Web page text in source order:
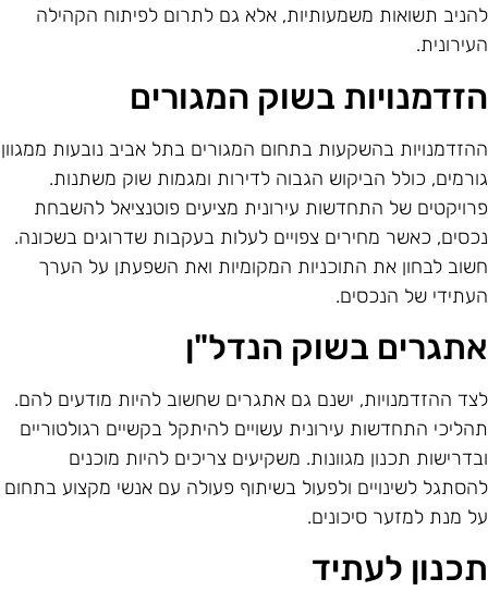
תשואות משמעותיות, אלא גם לתרום לפיתוח הקהילה
בשוק המגורים
בהשקעות בתחום המגורים בתל אביב נובעות ממגוון
כולל הביקוש הגבוה לדירות ומגמות שוק משתנות.
של התחדשות עירונית מציעים פוטנציאל להשבחת
כאשר מחירים צפויים לעלות בעקבות שדרוגים בשכונה.
לבחון את התוכניות המקומיות ואת השפעתן על הערך
של הנכסים.
בשוק הנדל"ן
ההזדמנויות, ישנם גם אתגרים שחשוב להיות מודעים להם.
התחדשות עירונית עשויים להיתקל בקשיים רגולטוריים
תכנון מגוונות. משקיעים צריכים להיות מוכנים
לשינויים ולפעול בשיתוף פעולה עם אנשי מקצוע בתחום
מנת למזער סיכונים.
לעתיד